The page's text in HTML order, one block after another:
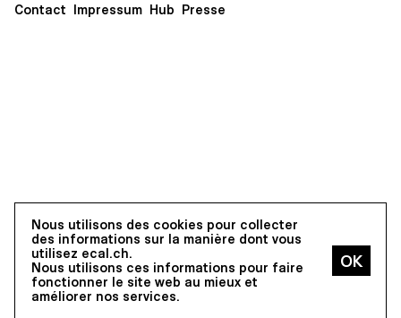
Nous utilisons des cookies pour collecter
des informations sur la manière dont vous
utilisez ecal.ch.
Nous utilisons ces informations pour faire
fonctionner le site web au mieux et
améliorer nos services.
Contact Impressum Hub Presse